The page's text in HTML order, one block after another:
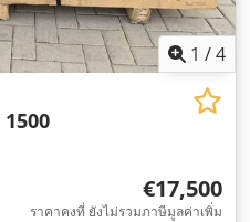
1 /4
€17,500
ราคาคงที่ ยังไม่รวมภาษีมูลค่าเพิ่ม